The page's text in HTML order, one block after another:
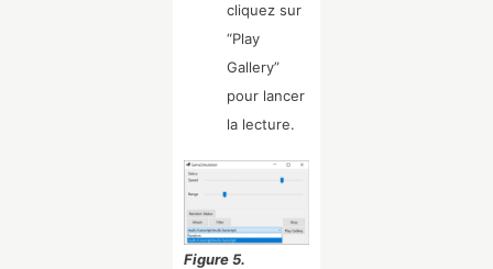
cliquez sur
“Play
Gallery”
pour lancer
la lecture.
Figure 5.